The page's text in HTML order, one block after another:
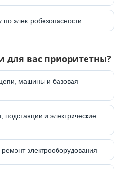
по электробезопасности
для вас приоритетны?
машины и базовая
подстанции и электрические
электрооборудования